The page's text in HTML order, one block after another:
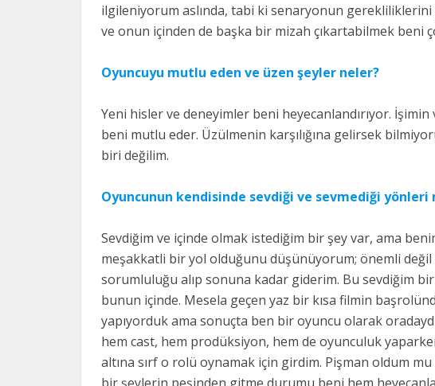
ilgileniyorum aslında, tabi ki senaryonun
ve onun içinden de başka bir mizah çıkartabilmek beni
Oyuncuyu mutlu eden ve üzen şeyler neler?
Yeni hisler ve deneyimler beni heyecanlandırıyor.
beni mutlu eder. Üzülmenin karşılığına gelirsek
biri değilim.
Oyuncunun kendisinde sevdiği ve sevmediği yönleri
Sevdiğim ve içinde olmak istediğim bir şey var, ama
meşakkatli bir yol olduğunu düşünüyorum; önemli
sorumluluğu alıp sonuna kadar giderim. Bu sevdiğim
bunun içinde. Mesela geçen yaz bir kısa filmin
yapıyorduk ama sonuçta ben bir oyuncu olarak
hem cast, hem prodüksiyon, hem de oyunculuk
altına sırf o rolü oynamak için girdim. Pişman oldum
bir şeylerin peşinden gitme durumu beni hem